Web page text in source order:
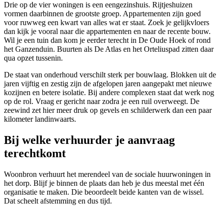
Drie op de vier woningen is een eengezinshuis. Rijtjeshuizen
vormen daarbinnen de grootste groep. Appartementen zijn goed
voor ruwweg een kwart van alles wat er staat. Zoek je gelijkvloers
dan kijk je vooral naar die appartementen en naar de recente bouw.
Wil je een tuin dan kom je eerder terecht in De Oude Hoek of rond
het Ganzenduin. Buurten als De Atlas en het Orteliuspad zitten daar
qua opzet tussenin.
De staat van onderhoud verschilt sterk per bouwlaag. Blokken uit de
jaren vijftig en zestig zijn de afgelopen jaren aangepakt met nieuwe
kozijnen en betere isolatie. Bij andere complexen staat dat werk nog
op de rol. Vraag er gericht naar zodra je een ruil overweegt. De
zeewind zet hier meer druk op gevels en schilderwerk dan een paar
kilometer landinwaarts.
Bij welke verhuurder je aanvraag
terechtkomt
Woonbron verhuurt het merendeel van de sociale huurwoningen in
het dorp. Blijf je binnen de plaats dan heb je dus meestal met één
organisatie te maken. Die beoordeelt beide kanten van de wissel.
Dat scheelt afstemming en dus tijd.